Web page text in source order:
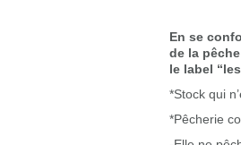
En se
de la
le label
*Stock qui
*Pêcherie